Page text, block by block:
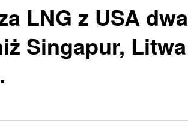
LNG z USA dwa
Singapur, Litwa